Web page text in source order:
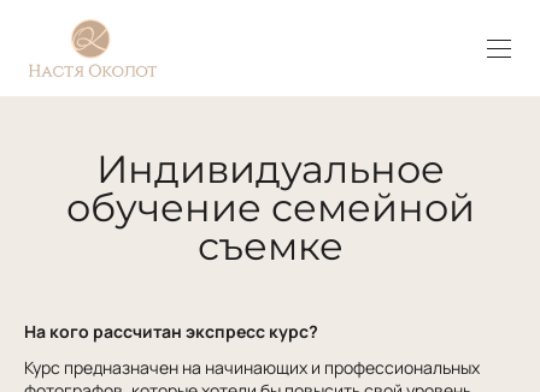
Индивидуальное
обучение семейной
съемке
На кого рассчитан экспресс курс?
Курс предназначен на начинающих и профессиональных